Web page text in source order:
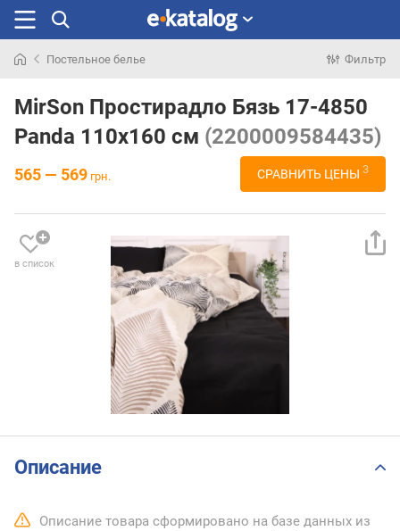
раньше
Постельное белье Фильтр
MirSon Простирадло Бязь 17-4850
Panda 110х160 см (2200009584435)
565 — 569 грн. СРАВНИТЬ ЦЕНЫ 3
в список
Описание
Описание товара сформировано на базе данных из